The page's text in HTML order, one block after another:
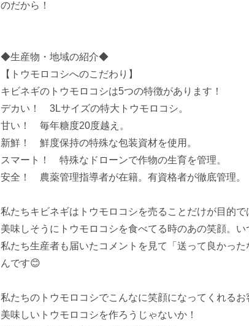
のだから！
◆生産物・地域の紹介◆
【トウモロコシへのこだわり】
キビネギのトウモロコシは5つの特徴があります！
デカい！　3Lサイズの特大トウモロコシ。
甘い！　毎年糖度20度越え。
新鮮！　鮮度保持の特殊な包装資材を使用。
スマート！　特殊なドローンで作物の生育を管理。
安全！　農薬管理指導者が在籍。有資格者が徹底管理。
私たちキビネギはトウモロコシを売ることだけが目的
美味しそうにトウモロコシを食べてる時のあの笑顔。い
私たち生産者も届いたコメントを見て「送って良かっ
んです😊
私たちのトウモロコシでこんなに笑顔になってくれる
美味しいトウモロコシを作ろうじゃないか！